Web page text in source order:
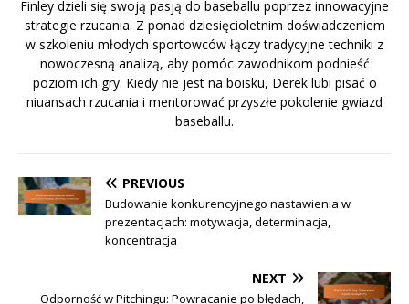
Finley dzieli się swoją pasją do baseballu poprzez innowacyjne
strategie rzucania. Z ponad dziesięcioletnim doświadczeniem
w szkoleniu młodych sportowców łączy tradycyjne techniki z
nowoczesną analizą, aby pomóc zawodnikom podnieść
poziom ich gry. Kiedy nie jest na boisku, Derek lubi pisać o
niuansach rzucania i mentorować przyszłe pokolenie gwiazd
baseballu.
PREVIOUS
Budowanie konkurencyjnego nastawienia w
prezentacjach: motywacja, determinacja,
koncentracja
NEXT
Odporność w Pitchingu: Powracanie po błędach,